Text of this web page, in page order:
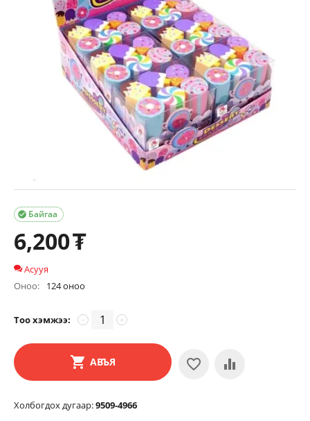
Байгаа

6,200₮
Асууя
Оноо:
124 оноо
Тоо хэмжээ: +
−
АВЪЯ
Холбогдох дугаар:9509-4966